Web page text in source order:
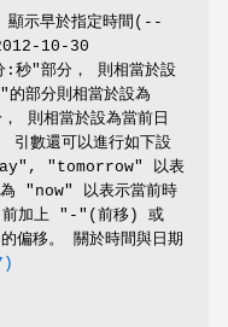
示早於指定時間(--
10-30
"部分， 則相當於設
部分則相當於設為
則相當於設為當前日
數還可以進行如下設
"tomorrow" 以表
"now" 以表示當前時
加上 "-"(前移) 或
偏移。 關於時間與日期